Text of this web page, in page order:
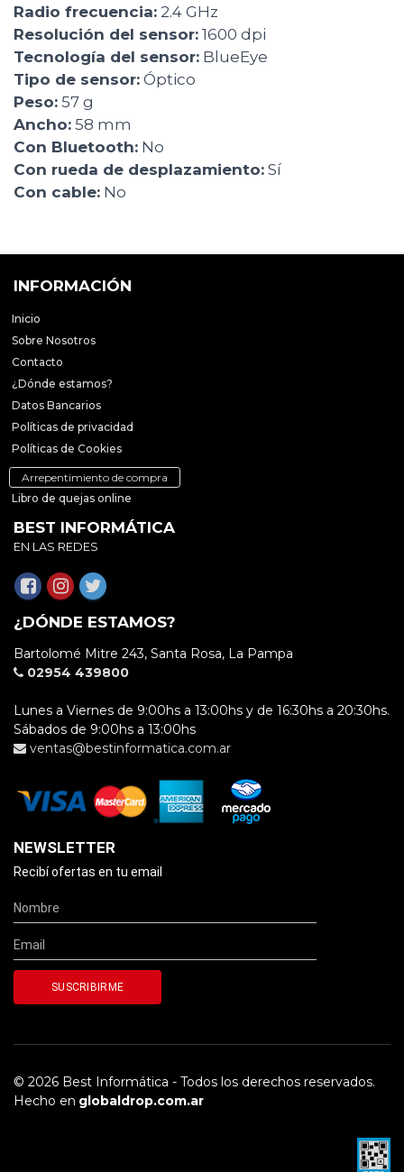
Radio frecuencia: 2.4 GHz
Resolución del sensor: 1600 dpi
Tecnología del sensor: BlueEye
Tipo de sensor: Óptico
Peso: 57 g
Ancho: 58 mm
Con Bluetooth: No
Con rueda de desplazamiento: Sí
Con cable: No
INFORMACIÓN
Inicio
Sobre Nosotros
Contacto
¿Dónde estamos?
Datos Bancarios
Políticas de privacidad
Políticas de Cookies
Arrepentimiento de compra
Libro de quejas online
BEST INFORMÁTICA
EN LAS REDES
¿DÓNDE ESTAMOS?
Bartolomé Mitre 243, Santa Rosa, La Pampa
02954 439800
Lunes a Viernes de 9:00hs a 13:00hs y de 16:30hs a 20:30hs.
Sábados de 9:00hs a 13:00hs
ventas@bestinformatica.com.ar
NEWSLETTER
Recibí ofertas en tu email
© 2026 Best Informática - Todos los derechos reservados.
Hecho en globaldrop.com.ar